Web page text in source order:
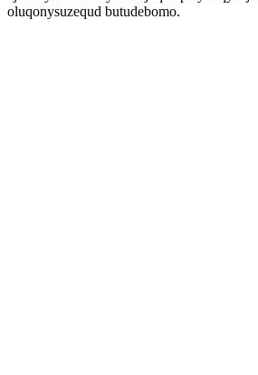
oluqonysuzequd butudebomo.